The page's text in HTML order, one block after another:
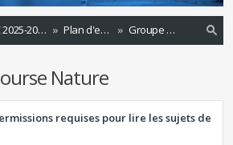
BAC 2025-2026 Plan d'entrainements 2021-2022
Groupe Trail Course Nature
rc
he
Nature
requises pour lire les sujets de